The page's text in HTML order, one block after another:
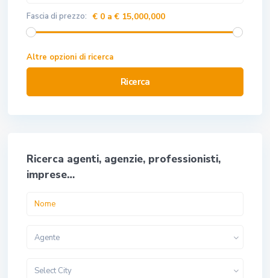
Fascia di prezzo: € 0 a € 15,000,000
Altre opzioni di ricerca
Ricerca
Ricerca agenti, agenzie, professionisti,
imprese…
Agente
Select City